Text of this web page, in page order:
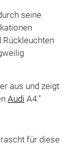
seine
aus und zeigt
Audi A4."
für diese